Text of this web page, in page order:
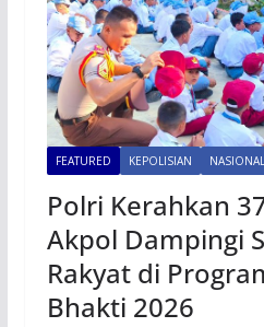
FEATURED KEPOLISIAN NASIONAL
Polri Kerahkan
Akpol Dampingi
Rakyat di
Bhakti 2026